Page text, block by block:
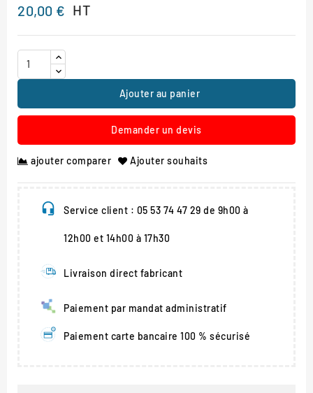
20,00 € HT
Ajouter au panier
Demander un devis
ajouter comparer Ajouter souhaits
Service client : 05 53 74 47 29 de 9h00 à
12h00 et 14h00 à 17h30
Livraison direct fabricant
Paiement par mandat administratif
Paiement carte bancaire 100 % sécurisé